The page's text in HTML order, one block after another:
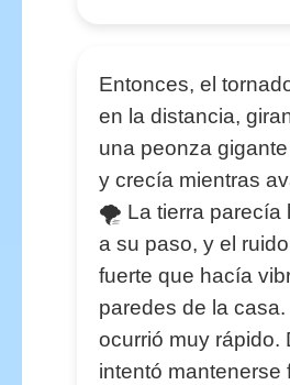
Entonces, el
en la distancia,
una peonza
y crecía mientras
🌪️ La tierra parecía
a su paso, y el
fuerte que hacía
paredes de la casa.
ocurrió muy rápido.
intentó mantenerse